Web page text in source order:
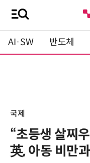
AI·SW 반도체
국제
“초등생 살찌
英, 아동 비만